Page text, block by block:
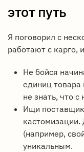
этот путь
Я поговорил с
работают с карго,
Не бойся
единиц товара
не знать, что с
Ищи
(например,
уникальным.